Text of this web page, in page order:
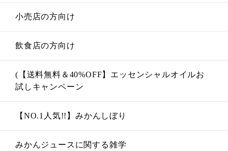
小売店の方向け
飲食店の方向け
(【送料無料＆40%OFF】エッセンシャルオイルお
試しキャンペーン
【NO.1人気!!】みかんしぼり
みかんジュースに関する雑学